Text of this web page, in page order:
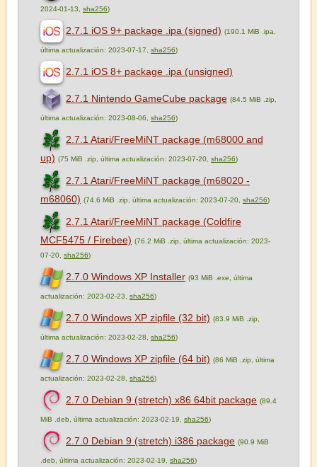
2024-01-13, sha256)
2.7.1 iOS 9+ package .ipa (signed) (190.1 MiB .ipa,
última actualización: 2023-07-17, sha256)
2.7.1 iOS 8+ package .ipa (unsigned)
2.7.1 Nintendo GameCube package (84.5 MiB .zip,
última actualización: 2023-08-06, sha256)
2.7.1 Atari/FreeMiNT package (m68000 and
up) (75 MiB .zip, última actualización: 2023-07-20, sha256)
2.7.1 Atari/FreeMiNT package (m68020 -
m68060) (74.6 MiB .zip, última actualización: 2023-07-20, sha256)
2.7.1 Atari/FreeMiNT package (Coldfire
MCF5475 / Firebee) (76.2 MiB .zip, última actualización: 2023-
07-20, sha256)
2.7.0 Windows XP Installer (93 MiB .exe, última
actualización: 2023-02-23, sha256)
2.7.0 Windows XP zipfile (32 bit) (83.9 MiB .zip,
última actualización: 2023-02-28, sha256)
2.7.0 Windows XP zipfile (64 bit) (86 MiB .zip, última
actualización: 2023-02-28, sha256)
2.7.0 Debian 9 (stretch) x86 64bit package (89.4
MiB .deb, última actualización: 2023-02-19, sha256)
2.7.0 Debian 9 (stretch) i386 package (90.9 MiB
.deb, última actualización: 2023-02-19, sha256)